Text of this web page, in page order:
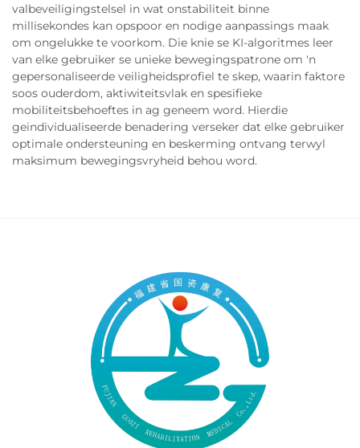
valbeveiligingstelsel in wat onstabiliteit binne
millisekondes kan opspoor en nodige aanpassings maak
om ongelukke te voorkom. Die knie se KI-algoritmes leer
van elke gebruiker se unieke bewegingspatrone om 'n
gepersonaliseerde veiligheidsprofiel te skep, waarin faktore
soos ouderdom, aktiwiteitsvlak en spesifieke
mobiliteitsbehoeftes in ag geneem word. Hierdie
geindividualiseerde benadering verseker dat elke gebruiker
optimale ondersteuning en beskerming ontvang terwyl
maksimum bewegingsvryheid behou word.